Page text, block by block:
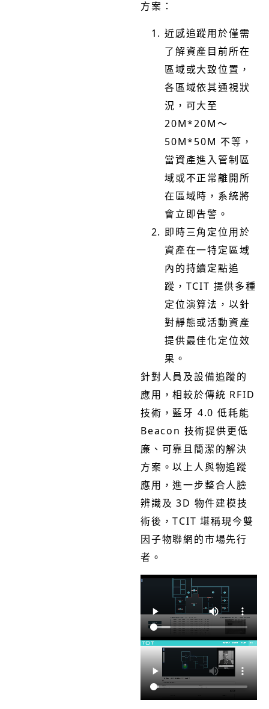
方案：
近感追蹤用於僅需
了解資產目前所在
區域或大致位置，
各區域依其通視狀
況，可大至
20M*20M～
50M*50M 不等，
當資產進入管制區
域或不正常離開所
在區域時，系統將
會立即告警。
即時三角定位用於
資產在一特定區域
內的持續定點追
蹤，TCIT 提供多種
定位演算法，以針
對靜態或活動資產
提供最佳化定位效
果。
針對人員及設備追蹤的
應用，相較於傳統 RFID
技術，藍牙 4.0 低耗能
Beacon 技術提供更低
廉、可靠且簡潔的解決
方案。以上人與物追蹤
應用，進一步整合人臉
辨識及 3D 物件建模技
術後，TCIT 堪稱現今雙
因子物聯網的市場先行
者。